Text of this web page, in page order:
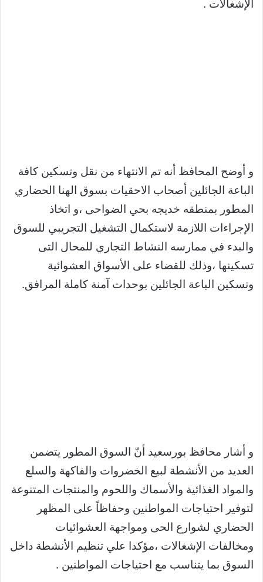
الإشغالات .
و أوضح المحافظ أنه تم الانتهاء من نقل وتسكين كافة
الباعة الجائلين أصحاب الاحقيات بسوق الهنا الحضاري
المطور بمنطقه خديجه بحي الضواحى ،و اتخاذ
الإجراءات اللازمة لاستكمال التشغيل التجريبي للسوق
والبدء في ممارسه النشاط التجاري للمحال التى
تسكينها ،وذلك للقضاء على الأسواق العشوائية
وتسكين الباعة الجائلين بوحدات آمنة كاملة المرافق.
و أشار محافظ بورسعيد أنّ السوق المطور يتضمن
العديد من الأنشطة لبيع الخضروات والفاكهة والسلع
والمواد الغذائية والأسماك واللحوم والمنتجات المتنوعة
لتوفير احتياجات المواطنين وحفاظاً على المظهر
الحضاري لشوارع الحى ومواجهة العشوائيات
ومخالفات الإشغالات ،مؤكدا علي تنظيم الأنشطة داخل
السوق بما يتناسب مع احتياجات المواطنين .